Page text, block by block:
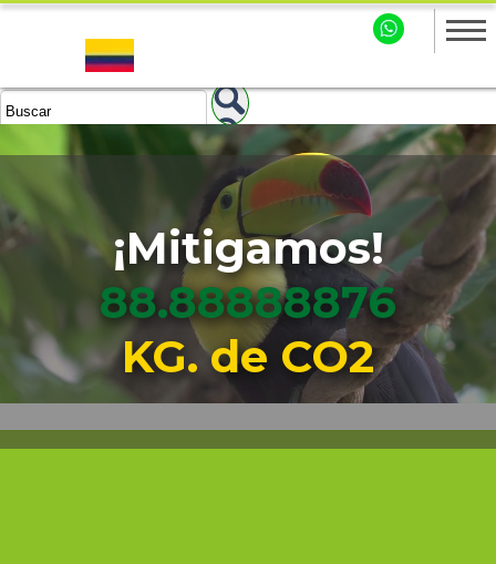
¡Mitigamos!
88.88888878
KG. de CO2